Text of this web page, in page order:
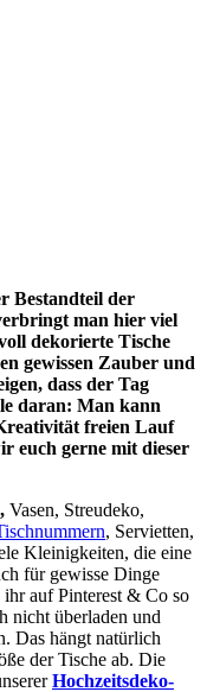
Bestandteil der
man hier viel
dekorierte Tische
gewissen Zauber und
dass der Tag
daran: Man kann
freien Lauf
euch gerne mit dieser
, Vasen, Streudeko,
, Servietten,
Kleinigkeiten, die eine
für gewisse Dinge
ihr auf Pinterest & Co so
nicht überladen und
Das hängt natürlich
der Tische ab. Die
Hochzeitsdeko-